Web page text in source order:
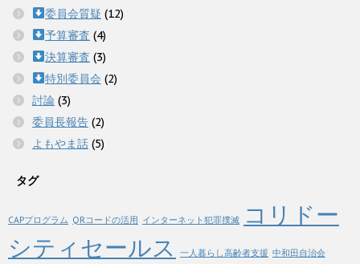
委員会質疑 (12)
予算審査 (4)
決算審査 (3)
特別委員会 (2)
討論 (3)
委員長報告 (2)
よもやま話 (5)
タグ
CAPプログラム QRコードの活用 インターネット犯罪撲滅
コリドー
シティセールス
一人暮らし高齢者支援 中和田自治会